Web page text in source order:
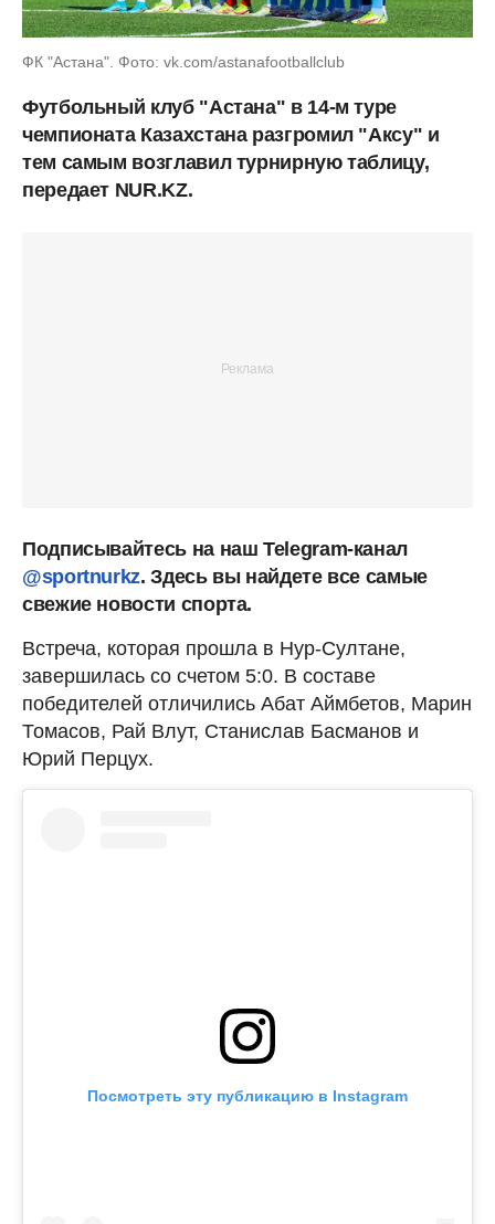
ФК "Астана". Фото: vk.com/astanafootballclub
Футбольный клуб "Астана" в 14-м туре
чемпионата Казахстана разгромил "Аксу" и
тем самым возглавил турнирную таблицу,
передает NUR.KZ.
Подписывайтесь на наш Telegram-канал
@sportnurkz. Здесь вы найдете все самые
свежие новости спорта.
Встреча, которая прошла в Нур-Султане,
завершилась со счетом 5:0. В составе
победителей отличились Абат Аймбетов, Марин
Томасов, Рай Влут, Станислав Басманов и
Юрий Перцух.
Посмотреть эту публикацию в Instagram